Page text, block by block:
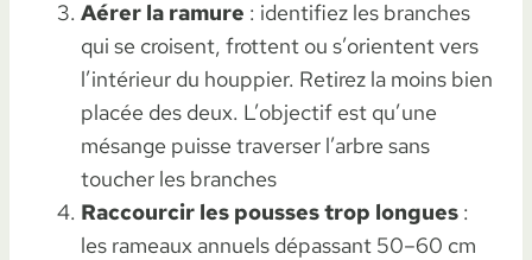
Aérer la ramure : identifiez les branches
qui se croisent, frottent ou s’orientent vers
l’intérieur du houppier. Retirez la moins bien
placée des deux. L’objectif est qu’une
mésange puisse traverser l’arbre sans
toucher les branches
Raccourcir les pousses trop longues :
les rameaux annuels dépassant 50–60 cm